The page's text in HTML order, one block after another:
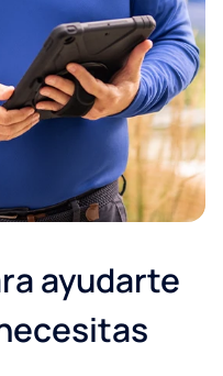
ayudarte